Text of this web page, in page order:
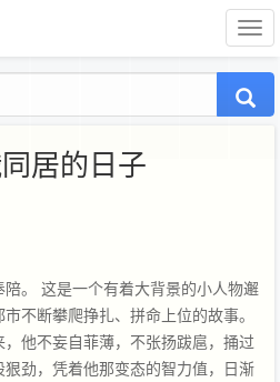
居的日子
。 这是一个有着大背景的小人物邂
不断攀爬挣扎、拼命上位的故事。
他不妄自菲薄，不张扬跋扈，捅过
劲，凭着他那变态的智力值，日渐